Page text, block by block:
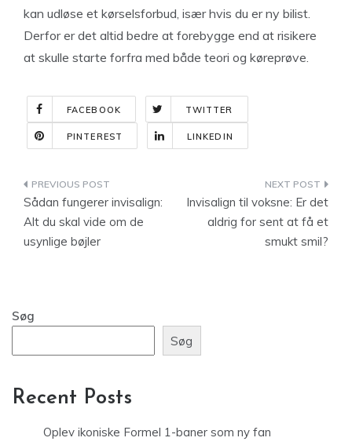
kan udløse et kørselsforbud, især hvis du er ny bilist.
Derfor er det altid bedre at forebygge end at risikere
at skulle starte forfra med både teori og køreprøve.
FACEBOOK TWITTER
PINTEREST LINKEDIN
Indlægsnavigation
Sådan fungerer invisalign:
Alt du skal vide om de
usynlige bøjler
Invisalign til voksne: Er det
aldrig for sent at få et
smukt smil?
Søg
Søg
Recent Posts
Oplev ikoniske Formel 1-baner som ny fan